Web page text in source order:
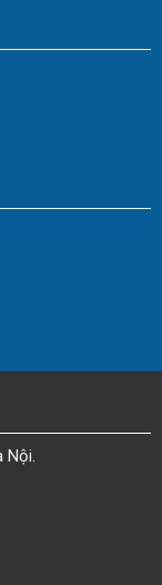
Nội.